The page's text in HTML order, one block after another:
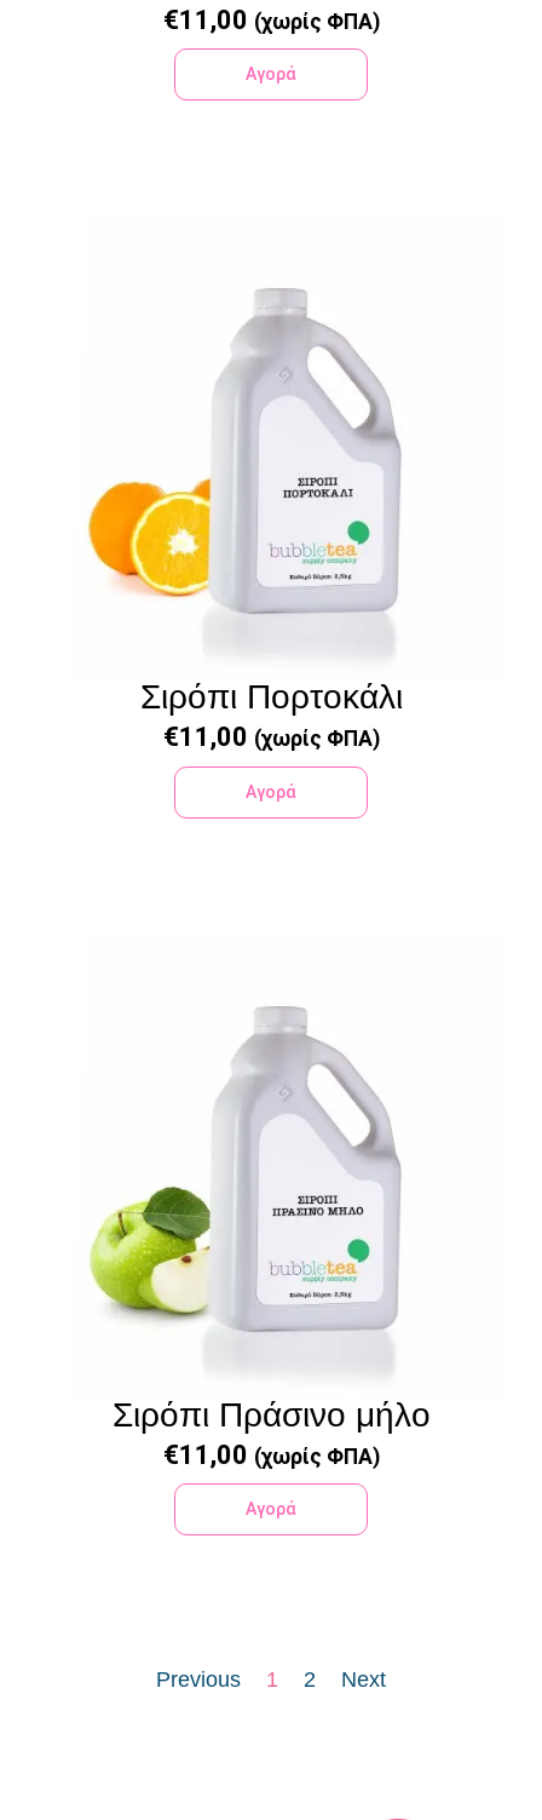
€11,00 (χωρίς ΦΠΑ)
Αγορά
Σιρόπι Πορτοκάλι
€11,00 (χωρίς ΦΠΑ)
Αγορά
Σιρόπι Πράσινο μήλο
€11,00 (χωρίς ΦΠΑ)
Αγορά
Previous 1 2 Next